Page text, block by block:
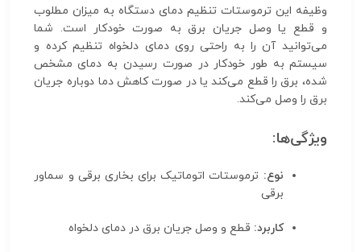
وظیفه این ترموستات تنظیم دمای دستگاه به میزان مطلوب
و قطع یا وصل جریان برق به صورت خودکار است. شما
می‌توانید آن را به راحتی روی دمای دلخواه تنظیم کرده و
سیستم به طور خودکار در صورت رسیدن به دمای مشخص
شده، برق را قطع می‌کند یا در صورت کاهش دما دوباره جریان
برق را وصل می‌کند.
ویژگی‌ها:
نوع: ترموستات اتوماتیک برای بخاری برقی و سماور
برقی
کاربرد: قطع و وصل جریان برق در دمای دلخواه